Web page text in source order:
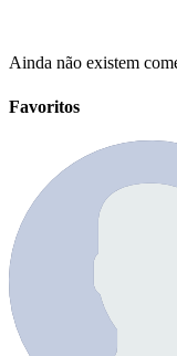
Ainda não existem
Favoritos